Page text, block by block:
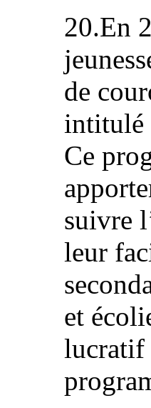
20.En
de
intitulé
Ce
suivre
leur
et
lucratif